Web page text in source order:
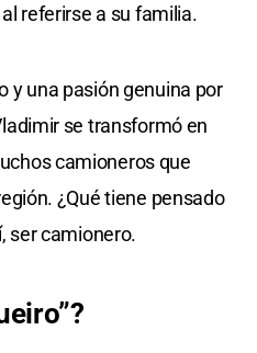
referirse a su familia.
y una pasión genuina por
se transformó en
camioneros que
¿Qué tiene pensado
ser camionero.